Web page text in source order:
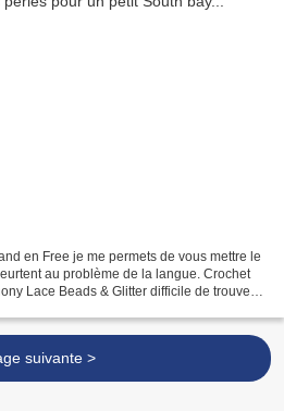
en Free je me permets de vous mettre le
au problème de la langue. Crochet
Lace Beads & Glitter difficile de trouver
suivante >